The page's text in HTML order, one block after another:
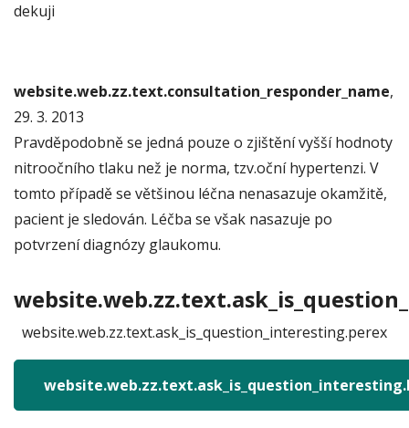
dekuji
website.web.zz.text.consultation_responder_name,
29. 3. 2013
Pravděpodobně se jedná pouze o zjištění vyšší hodnoty
nitroočního tlaku než je norma, tzv.oční hypertenzi. V
tomto případě se většinou léčna nenasazuje okamžitě,
pacient je sledován. Léčba se však nasazuje po
potvrzení diagnózy glaukomu.
website.web.zz.text.ask_is_question_interesting.perex